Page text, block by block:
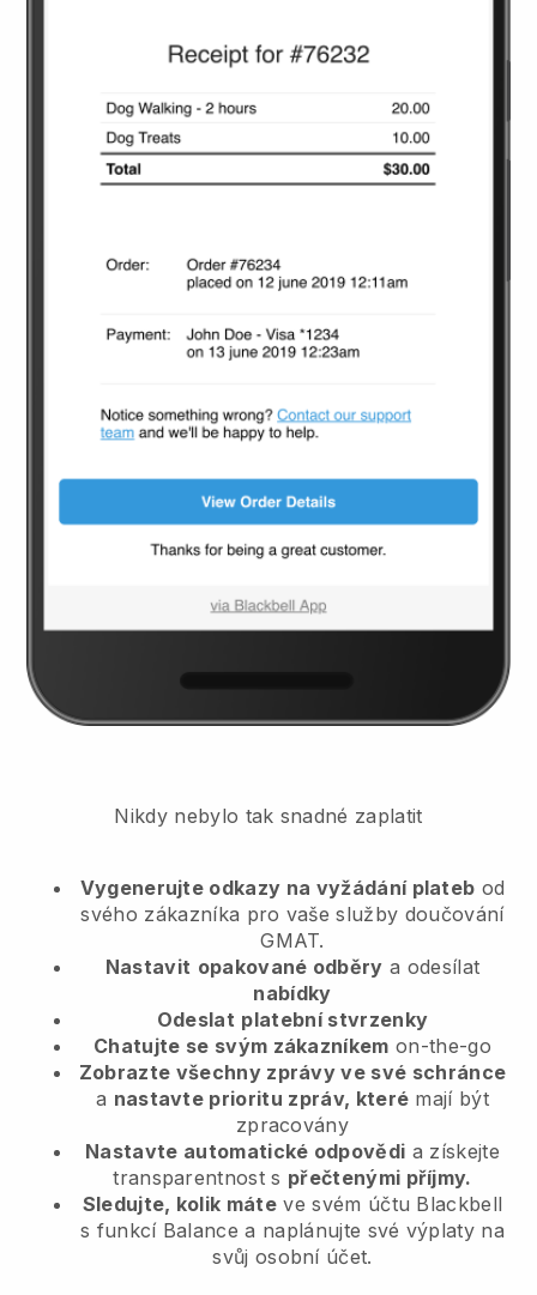
Nikdy nebylo tak snadné zaplatit
Vygenerujte odkazy na vyžádání plateb od
svého zákazníka pro vaše služby doučování
GMAT.
Nastavit opakované odběry a odesílat
nabídky
Odeslat platební stvrzenky
Chatujte se svým zákazníkem on-the-go
Zobrazte všechny zprávy ve své schránce
a nastavte prioritu zpráv, které mají být
zpracovány
Nastavte automatické odpovědi a získejte
transparentnost s přečtenými příjmy.
Sledujte, kolik máte ve svém účtu Blackbell
s funkcí Balance a naplánujte své výplaty na
svůj osobní účet.